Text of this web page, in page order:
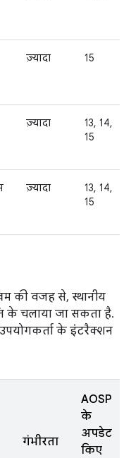
ज़्यादा 15
ज़्यादा
13, 14,
15
ज़्यादा
13, 14,
15
की वजह से, स्थानीय
के चलाया जा सकता है.
के इंटरैक्शन
गंभीरता
AOSP
के
अपडेट
किए